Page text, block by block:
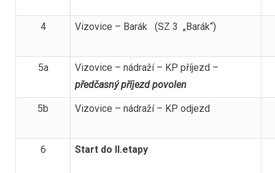
4 Vizovice – Barák (SZ 3 „Barák“)
5a
Vizovice – nádraží – KP příjezd –
předčasný příjezd povolen
5b Vizovice – nádraží – KP odjezd
6 Start do II.etapy